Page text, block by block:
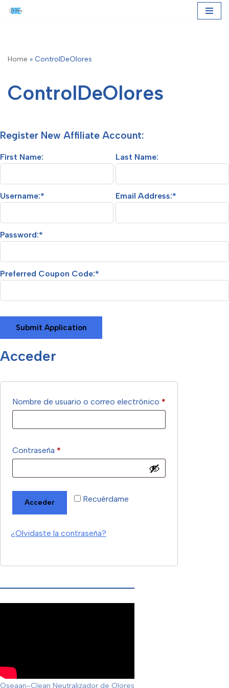
content
Home » ControlDeOlores
ControlDeOlores
Register New Affiliate Account:
First Name: Last Name:
Username:* Email Address:*
Password:*
Preferred Coupon Code:*
Acceder
Nombre de usuario o correo electrónico *
Contraseña *
Recuérdame
Acceder
¿Olvidaste la contraseña?
Oseaan-Clean Neutralizador de Olores